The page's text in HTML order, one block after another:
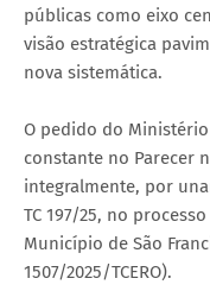
públicas como eixo
visão estratégica
nova sistemática.
O pedido do Ministério
constante no Parecer
integralmente, por
TC 197/25, no
Município de São
1507/2025/TCERO).